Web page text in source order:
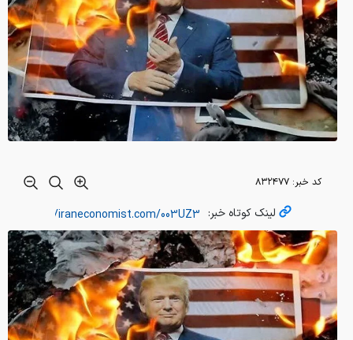
کد خبر: ۸۳۲۴۷۷
لینک کوتاه خبر: